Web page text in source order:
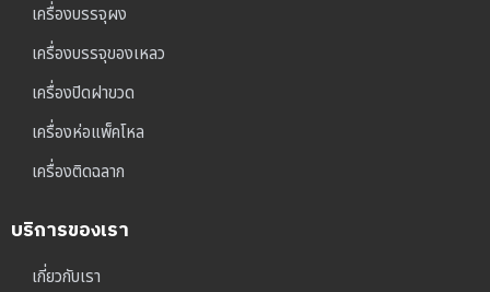
เครื่องบรรจุผง
เครื่องบรรจุของเหลว
เครื่องปิดฝาขวด
เครื่องห่อแพ็คโหล
เครื่องติดฉลาก
บริการของเรา
เกี่ยวกับเรา